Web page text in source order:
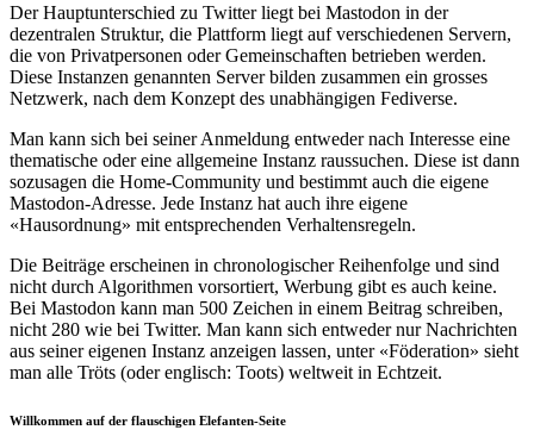
Der Hauptunterschied zu Twitter liegt bei Mastodon in der
dezentralen Struktur, die Plattform liegt auf verschiedenen Servern,
die von Privatpersonen oder Gemeinschaften betrieben werden.
Diese Instanzen genannten Server bilden zusammen ein grosses
Netzwerk, nach dem Konzept des unabhängigen Fediverse.
Man kann sich bei seiner Anmeldung entweder nach Interesse eine
thematische oder eine allgemeine Instanz raussuchen. Diese ist dann
sozusagen die Home-Community und bestimmt auch die eigene
Mastodon-Adresse. Jede Instanz hat auch ihre eigene
«Hausordnung» mit entsprechenden Verhaltensregeln.
Die Beiträge erscheinen in chronologischer Reihenfolge und sind
nicht durch Algorithmen vorsortiert, Werbung gibt es auch keine.
Bei Mastodon kann man 500 Zeichen in einem Beitrag schreiben,
nicht 280 wie bei Twitter. Man kann sich entweder nur Nachrichten
aus seiner eigenen Instanz anzeigen lassen, unter «Föderation» sieht
man alle Tröts (oder englisch: Toots) weltweit in Echtzeit.
Willkommen auf der flauschigen Elefanten-Seite